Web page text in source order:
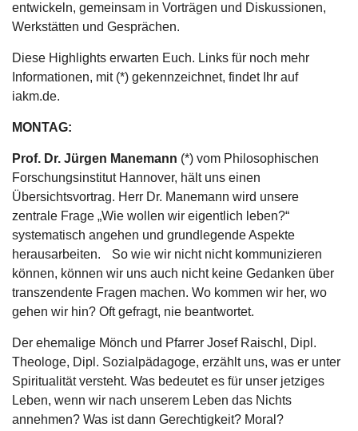
entwickeln, gemeinsam in Vorträgen und Diskussionen,
Werkstätten und Gesprächen.
Diese Highlights erwarten Euch. Links für noch mehr
Informationen, mit (*) gekennzeichnet, findet Ihr auf
iakm.de.
MONTAG:
Prof. Dr. Jürgen Manemann (*) vom Philosophischen
Forschungsinstitut Hannover, hält uns einen
Übersichtsvortrag. Herr Dr. Manemann wird unsere
zentrale Frage „Wie wollen wir eigentlich leben?“
systematisch angehen und grundlegende Aspekte
herausarbeiten. So wie wir nicht nicht kommunizieren
können, können wir uns auch nicht keine Gedanken über
transzendente Fragen machen. Wo kommen wir her, wo
gehen wir hin? Oft gefragt, nie beantwortet.
Der ehemalige Mönch und Pfarrer Josef Raischl, Dipl.
Theologe, Dipl. Sozialpädagoge, erzählt uns, was er unter
Spiritualität versteht. Was bedeutet es für unser jetziges
Leben, wenn wir nach unserem Leben das Nichts
annehmen? Was ist dann Gerechtigkeit? Moral?